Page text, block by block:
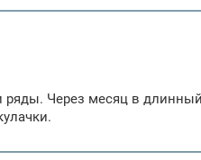
ряды. Через месяц в